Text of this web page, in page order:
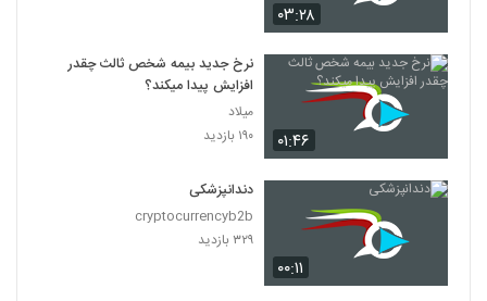
۰۳:۲۸
۰۱:۴۶
نرخ جدید بیمه شخص ثالث چقدر
افزایش پیدا میکند؟
میلاد
۱۹۰ بازدید
۰۰:۱۱
دندانپزشکی
cryptocurrencyb2b
۳۲۹ بازدید